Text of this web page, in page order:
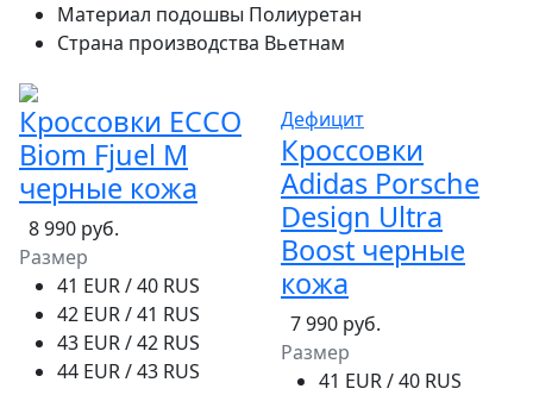
Материал подошвы Полиуретан
Страна производства Вьетнам
Кроссовки ECCO
Biom Fjuel M
черные кожа
8 990 руб.
Размер
41 EUR / 40 RUS
42 EUR / 41 RUS
43 EUR / 42 RUS
44 EUR / 43 RUS
Дефицит
Кроссовки
Adidas Porsche
Design Ultra
Boost черные
кожа
7 990 руб.
Размер
41 EUR / 40 RUS